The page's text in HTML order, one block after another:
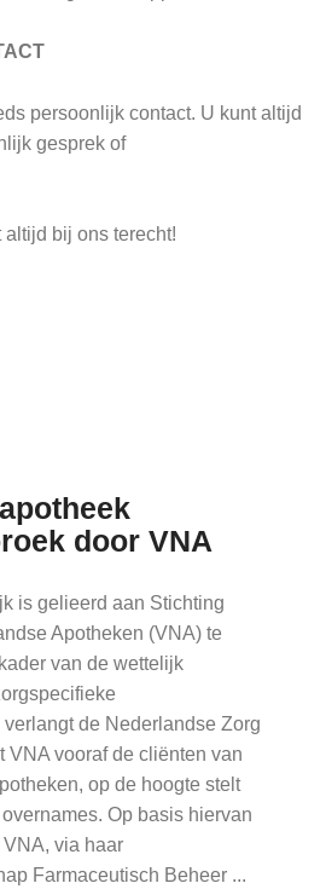
persoonlijk contact. U kunt altijd
gesprek of
altijd bij ons terecht!
door VNA
is gelieerd aan Stichting
Apotheken (VNA) te
van de wettelijk
verlangt de Nederlandse Zorg
VNA vooraf de cliënten van
op de hoogte stelt
Op basis hiervan
via haar
Farmaceutisch Beheer ...